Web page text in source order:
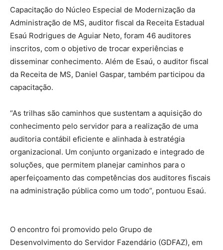
Capacitação do Núcleo Especial de Modernização da
Administração de MS, auditor fiscal da Receita Estadual
Esaú Rodrigues de Aguiar Neto, foram 46 auditores
inscritos, com o objetivo de trocar experiências e
disseminar conhecimento. Além de Esaú, o auditor fiscal
da Receita de MS, Daniel Gaspar, também participou da
capacitação.
“As trilhas são caminhos que sustentam a aquisição do
conhecimento pelo servidor para a realização de uma
auditoria contábil eficiente e alinhada à estratégia
organizacional. Um conjunto organizado e integrado de
soluções, que permitem planejar caminhos para o
aperfeiçoamento das competências dos auditores fiscais
na administração pública como um todo”, pontuou Esaú.
O encontro foi promovido pelo Grupo de
Desenvolvimento do Servidor Fazendário (GDFAZ), em